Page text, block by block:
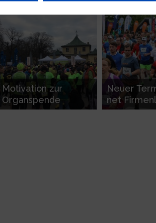
Motivation zur
Organspende
RUN-
Neuer
net